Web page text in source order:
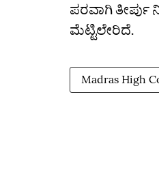
ಪರವಾಗಿ ತೀರ್ಪು
ಮೆಟ್ಟಿಲೇರಿದೆ.
Madras High